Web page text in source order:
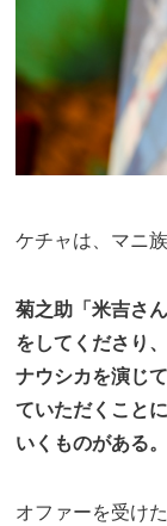
ケチャは、マニ
菊之助「米吉さ
をしてくださり
ナウシカを演じ
ていただくこと
いくものがある
オファーを受け